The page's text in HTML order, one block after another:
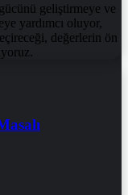
geliştirmeye ve
yardımcı oluyor,
değerlerin ön